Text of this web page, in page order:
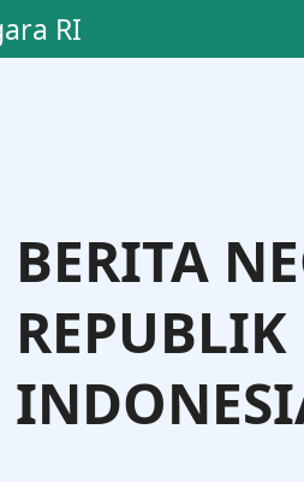
RI
BERITA
REPUBLIK